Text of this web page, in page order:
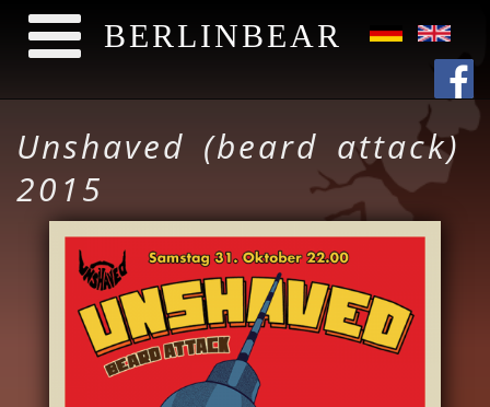
BERLINBEAR
Unshaved (beard attack)
2015